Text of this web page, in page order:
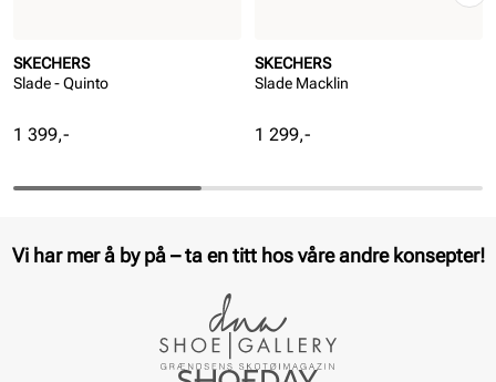
SKECHERS
Slade - Quinto
Pris
1 399,-
SKECHERS
Slade Macklin
Pris
1 299,-
Vi har mer å by på – ta en titt hos våre andre konsepter!